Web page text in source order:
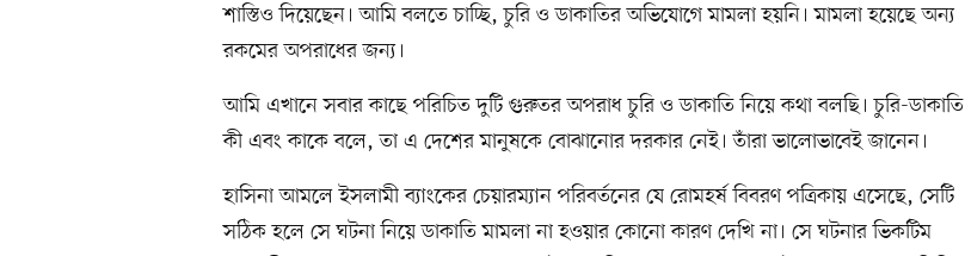
শাস্তিও দিয়েছেন। আমি বলতে চাচ্ছি, চুরি ও ডাকাতির অভিযোগে মামলা হয়নি। মামলা হয়েছে অন্য
রকমের অপরাধের জন্য।
আমি এখানে সবার কাছে পরিচিত দুটি গুরুতর অপরাধ চুরি ও ডাকাতি নিয়ে কথা বলছি। চুরি-ডাকাতি
কী এবং কাকে বলে, তা এ দেশের মানুষকে বোঝানোর দরকার নেই। তাঁরা ভালোভাবেই জানেন।
হাসিনা আমলে ইসলামী ব্যাংকের চেয়ারম্যান পরিবর্তনের যে রোমহর্ষ বিবরণ পত্রিকায় এসেছে, সেটি
সঠিক হলে সে ঘটনা নিয়ে ডাকাতি মামলা না হওয়ার কোনো কারণ দেখি না। সে ঘটনার ভিকটিম